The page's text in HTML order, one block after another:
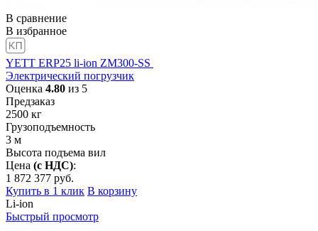
В сравнение
В избранное
YETT ERP25 li-ion ZM300-SS
Электрический погрузчик
Оценка 4.80 из 5
Предзаказ
2500 кг
Грузоподъемность
3 м
Высота подъема вил
Цена (с НДС):
1 872 377 руб.
Купить в 1 клик В корзину
Li-ion
Быстрый просмотр